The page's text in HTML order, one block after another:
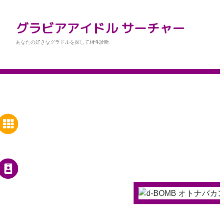
グラビアアイドル サーチャー
あなたの好きなグラドルを探して相性診断